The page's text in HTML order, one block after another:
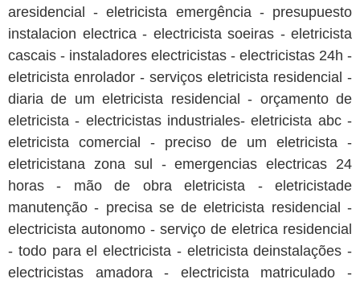
aresidencial - eletricista emergência - presupuesto
instalacion electrica - electricista soeiras - eletricista
cascais - instaladores electricistas - electricistas 24h -
eletricista enrolador - serviços eletricista residencial -
diaria de um eletricista residencial - orçamento de
eletricista - electricistas industriales- eletricista abc -
eletricista comercial - preciso de um eletricista -
eletricistana zona sul - emergencias electricas 24
horas - mão de obra eletricista - eletricistade
manutenção - precisa se de eletricista residencial -
electricista autonomo - serviço de eletrica residencial
- todo para el electricista - eletricista deinstalações -
electricistas amadora - electricista matriculado -